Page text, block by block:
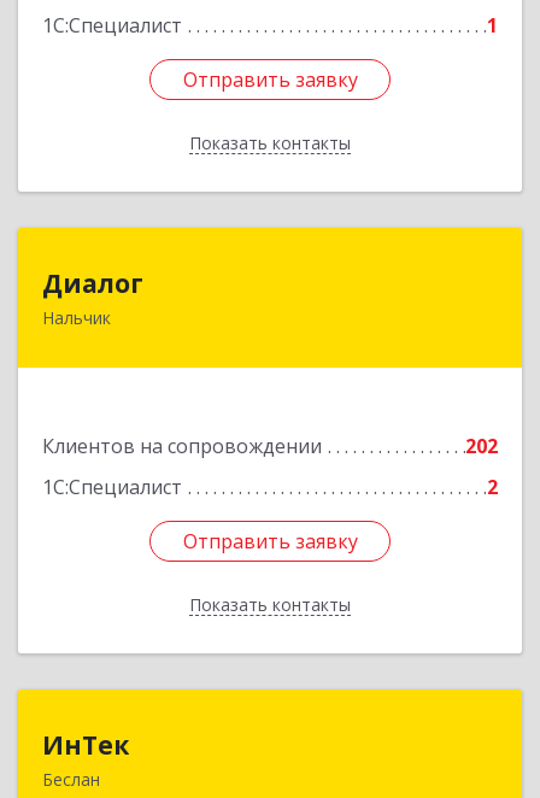
1С:Специалист
1
Отправить заявку
Показать контакты
Отправить заявку
Назад
Диалог
Нальчик
Клиентов на сопровождении
202
1С:Специалист
2
Отправить заявку
Показать контакты
360016, Кабардино-Балкарская Респ, Нальчик г,
Отправить заявку
Назад
ИнТек
Беслан